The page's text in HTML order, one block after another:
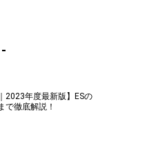
2023年度最新版】ESの
で徹底解説！